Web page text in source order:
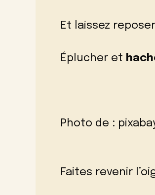
Et laissez
Éplucher et
Photo de :
Faites revenir